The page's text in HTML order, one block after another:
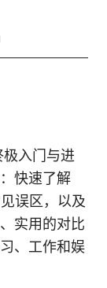
入门与进
快速了解
误区，以及
实用的对比
、工作和娱